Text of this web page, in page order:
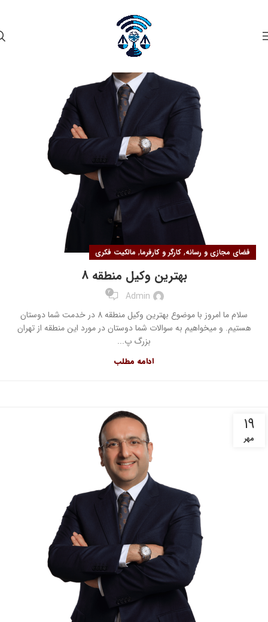
فضای مجازی و رسانه, کارگر و کارفرما, مالکیت فکری
بهترین وکیل منطقه 8
Admin
2
سلام ما امروز با موضوع بهترین وکیل منطقه 8 در خدمت شما دوستان
هستیم. و میخواهیم به سوالات شما دوستان در مورد این منطقه از تهران
بزرگ پ...
ادامه مطلب
۱۹
مهر